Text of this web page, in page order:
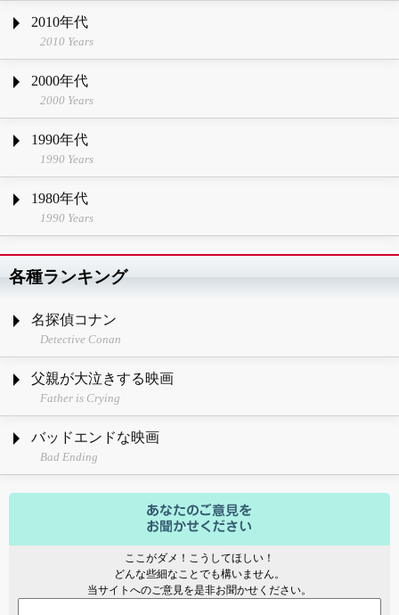
2010年代
2010 Years
2000年代
2000 Years
1990年代
1990 Years
1980年代
1990 Years
各種ランキング
名探偵コナン
Detective Conan
父親が大泣きする映画
Father is Crying
バッドエンドな映画
Bad Ending
ここがダメ！こうしてほしい！
どんな些細なことでも構いません。
当サイトへのご意見を是非お聞かせください。